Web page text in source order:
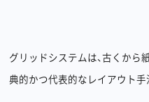
グリッドシステムは、古くから
典的かつ代表的なレイアウト手